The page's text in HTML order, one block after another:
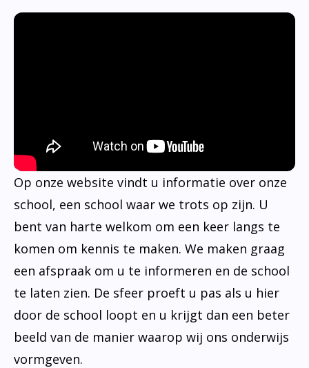
Op onze website vindt u informatie over onze
school, een school waar we trots op zijn. U
bent van harte welkom om een keer langs te
komen om kennis te maken. We maken graag
een afspraak om u te informeren en de school
te laten zien. De sfeer proeft u pas als u hier
door de school loopt en u krijgt dan een beter
beeld van de manier waarop wij ons onderwijs
vormgeven.